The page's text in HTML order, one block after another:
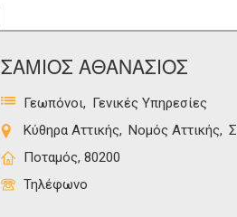
ΣΑΜΙΟΣ ΑΘΑΝΑΣΙΟΣ
Γεωπόνοι
Γενικές Υπηρεσίες
Κύθηρα Αττικής
Νομός Αττικής
Ποταμός, 80200
Τηλέφωνο